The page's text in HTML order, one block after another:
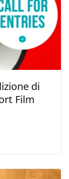
di
Film